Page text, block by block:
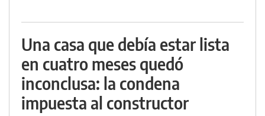
Una casa que debía estar lista
en cuatro meses quedó
inconclusa: la condena
impuesta al constructor